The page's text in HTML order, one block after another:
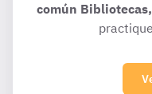
común